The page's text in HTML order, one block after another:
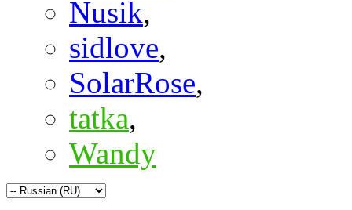
Nusik,
sidlove,
SolarRose,
tatka,
Wandy